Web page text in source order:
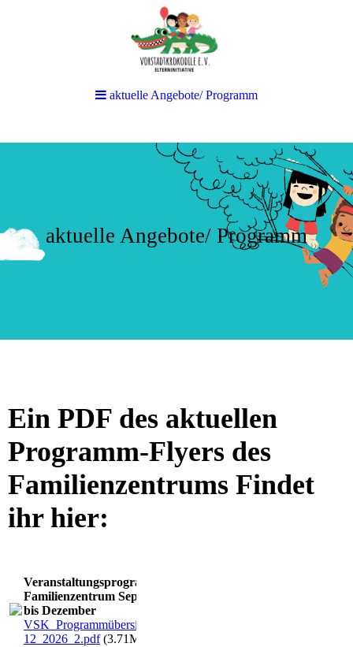
aktuelle Angebote/ Programm
Ein PDF des aktuellen
Programm-Flyers des
Familienzentrums Findet
ihr hier:
Veranstaltungsprogramm
Familienzentrum September
bis Dezember
VSK_Programmübersicht_09-
12_2026_2.pdf(3.71MB)
aktuelle Angebote/ Programm